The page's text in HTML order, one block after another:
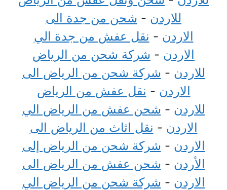
للاردن - شحن من جدة الى
الاردن - نقل عفش من جدة الي
الاردن - شركة شحن من الرياض
للاردن - شركة شحن من الرياض الى
الاردن - نقل عفش من الرياض
للاردن - شحن عفش من الرياض الي
الاردن - نقل اثاث من الرياض الى
الاردن - شركة شحن من الرياض إلى
الأردن - شحن عفش من الرياض الى
الاردن - شركة شحن من الرياض الي